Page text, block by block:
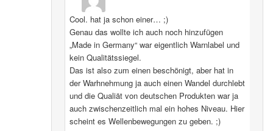
Cool. hat ja schon einer… ;)
Genau das wollte ich auch noch hinzufügen
„Made in Germany“ war eigentlich Warnlabel und
kein Qualitätssiegel.
Das ist also zum einen beschönigt, aber hat in
der Warhnehmung ja auch einen Wandel durchlebt
und die Qualiät von deutschen Produkten war ja
auch zwischenzeitlich mal ein hohes Niveau. Hier
scheint es Wellenbewegungen zu geben. ;)